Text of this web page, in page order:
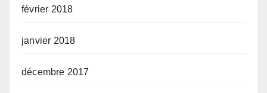
février 2018
janvier 2018
décembre 2017